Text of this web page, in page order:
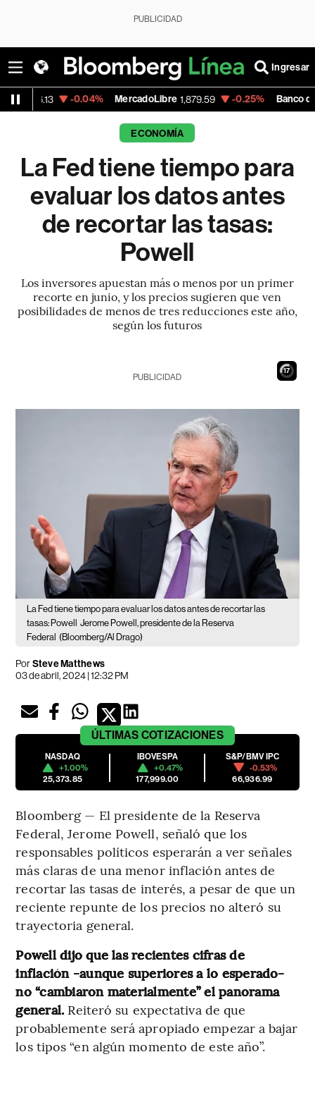
PUBLICIDAD
Ingresar
-0.04% MercadoLibre 1,879.59 -0.25% Banco de Bogota
ECONOMÍA
La Fed tiene tiempo para
evaluar los datos antes
de recortar las tasas:
Powell
Los inversores apuestan más o menos por un primer
recorte en junio, y los precios sugieren que ven
posibilidades de menos de tres reducciones este año,
según los futuros
16
PUBLICIDAD
La Fed tiene tiempo para evaluar los datos antes de recortar las
tasas: Powell
Jerome Powell, presidente de la Reserva
Federal (Bloomberg/Al Drago)
PorSteve Matthews
03 de abril, 2024 | 12:32 PM
ÚLTIMAS COTIZACIONES
NASDAQ
+1.00%
25,373.85
IBOVESPA
+0.47%
177,999.00
S&P/BMV IPC
-0.53%
66,936.99
Bloomberg — El presidente de la Reserva
Federal, Jerome Powell, señaló que los
responsables políticos esperarán a ver señales
más claras de una menor inflación antes de
recortar las tasas de interés, a pesar de que un
reciente repunte de los precios no alteró su
trayectoria general.
Powell dijo que las recientes cifras de
inflación -aunque superiores a lo esperado-
no “cambiaron materialmente” el panorama
general. Reiteró su expectativa de que
probablemente será apropiado empezar a bajar
los tipos “en algún momento de este año”.